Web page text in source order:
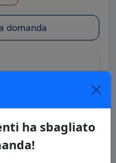
ha sbagliato
domanda